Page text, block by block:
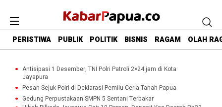
PERISTIWA PUBLIK POLITIK BISNIS RAGAM OLAH
Antisipasi 1 Desember, TNI Polri Patroli 2×24 jam di Kota
Jayapura
Pesan Sejuk Polri di Deklarasi Pemilu Ceria Tanah Papua
Gedung Perpustakaan SMPN 5 Sentani Terbakar